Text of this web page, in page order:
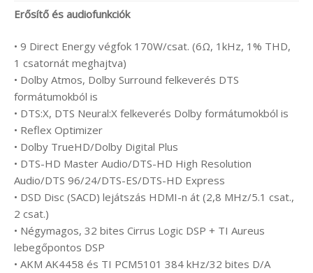
Erősítő és audiofunkciók
• 9 Direct Energy végfok 170W/csat. (6Ω, 1kHz, 1% THD,
1 csatornát meghajtva)
• Dolby Atmos, Dolby Surround felkeverés DTS
formátumokból is
• DTS:X, DTS Neural:X felkeverés Dolby formátumokból is
• Reflex Optimizer
• Dolby TrueHD/Dolby Digital Plus
• DTS-HD Master Audio/DTS-HD High Resolution
Audio/DTS 96/24/DTS-ES/DTS-HD Express
• DSD Disc (SACD) lejátszás HDMI-n át (2,8 MHz/5.1 csat.,
2 csat.)
• Négymagos, 32 bites Cirrus Logic DSP + TI Aureus
lebegőpontos DSP
• AKM AK4458 és TI PCM5101 384 kHz/32 bites D/A